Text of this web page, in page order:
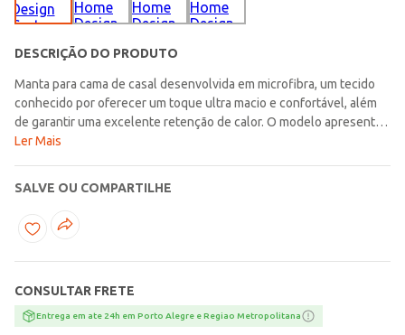
DESCRIÇÃO DO PRODUTO
Manta para cama de casal desenvolvida em microfibra, um tecido
conhecido por oferecer um toque ultra macio e confortável, além
de garantir uma excelente retenção de calor. O modelo apresenta
design básico sem estampas e com acabamentos simples. Possui
PRODUTO É ALEATÓRIO, A PARTIR DAS PEÇAS DISPONÍVEIS EM
NOSSO ESTOQUE. SENDO ASSIM NÃO HÁ POSSIBILIDADE DE
ESCOLHA POR COR E ESTAMPA\n\nContém: 01 Manta\nTecido:
Ler Mais
SALVE OU COMPARTILHE
CONSULTAR FRETE
Entrega em ate 24h em Porto Alegre e Regiao Metropolitana